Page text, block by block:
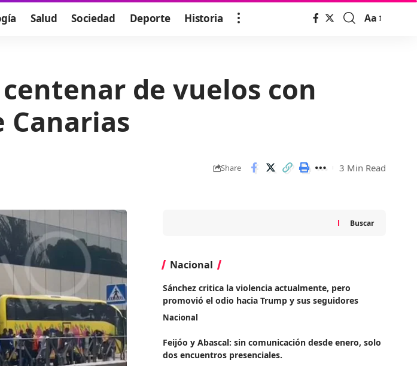
Salud Sociedad Deporte Historia
Font
Aa
de vuelos con
Share 3 Min Read
Buscar
Nacional
Sánchez critica la violencia actualmente, pero
promovió el odio hacia Trump y sus seguidores
Nacional
Feijóo y Abascal: sin comunicación desde enero, solo
dos encuentros presenciales.